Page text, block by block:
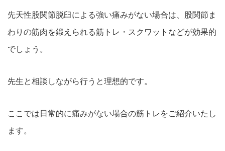
先天性股関節脱臼による強い痛みがない場合は、股関節ま
わりの筋肉を鍛えられる筋トレ・スクワットなどが効果的
でしょう。
先生と相談しながら行うと理想的です。
ここでは日常的に痛みがない場合の筋トレをご紹介いたし
ます。